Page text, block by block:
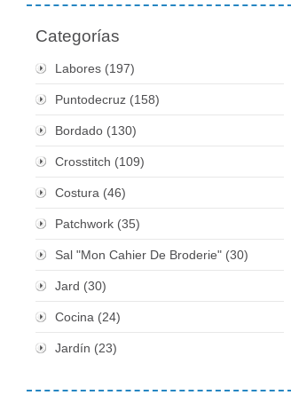
Categorías
Labores (197)
Puntodecruz (158)
Bordado (130)
Crosstitch (109)
Costura (46)
Patchwork (35)
Sal "mon Cahier De Broderie" (30)
Jard (30)
Cocina (24)
Jardín (23)